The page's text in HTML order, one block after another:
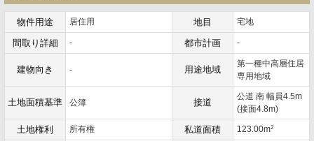
物件用途 居住用 地目 宅地
間取り詳細 - 都市計画 -
建物向き - 用途地域
第一種中高層住居
専用地域
土地面積基準 公簿 接道
公道 南 幅員4.5m
(接面4.8m)
土地権利 所有権 私道面積 123.00m2